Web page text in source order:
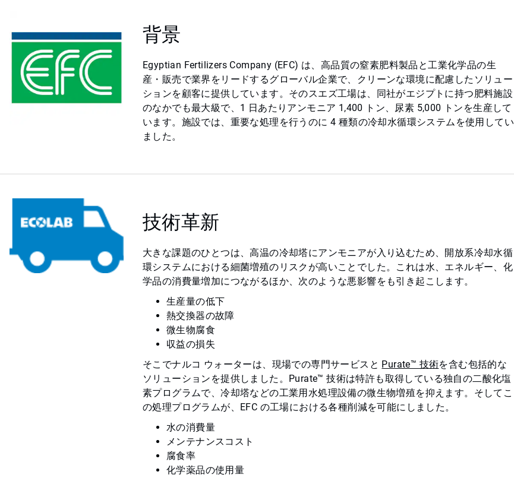
背景
Egyptian Fertilizers Company (EFC) は、高品質の窒素肥料製品と工業化学品の生
産・販売で業界をリードするグローバル企業で、クリーンな環境に配慮したソリュー
ションを顧客に提供しています。そのスエズ工場は、同社がエジプトに持つ肥料施設
のなかでも最大級で、1 日あたりアンモニア 1,400 トン、尿素 5,000 トンを生産して
います。施設では、重要な処理を行うのに 4 種類の冷却水循環システムを使用してい
ました。
技術革新
大きな課題のひとつは、高温の冷却塔にアンモニアが入り込むため、開放系冷却水循
環システムにおける細菌増殖のリスクが高いことでした。これは水、エネルギー、化
学品の消費量増加につながるほか、次のような悪影響をも引き起こします。
生産量の低下
熱交換器の故障
微生物腐食
収益の損失
そこでナルコ ウォーターは、現場での専門サービスと Purate™ 技術を含む包括的な
ソリューションを提供しました。Purate™ 技術は特許も取得している独自の二酸化塩
素プログラムで、冷却塔などの工業用水処理設備の微生物増殖を抑えます。そしてこ
の処理プログラムが、EFC の工場における各種削減を可能にしました。
水の消費量
メンテナンスコスト
腐食率
化学薬品の使用量